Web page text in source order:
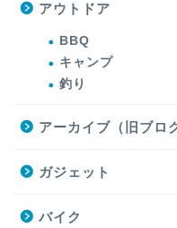
アウトドア
BBQ
キャンプ
釣り
アーカイブ（旧ブロ
ガジェット
バイク